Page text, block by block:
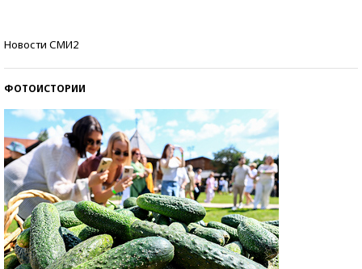
Новости СМИ2
ФОТОИСТОРИИ